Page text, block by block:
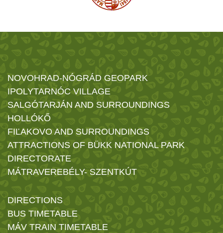
NOVOHRAD-NÓGRÁD GEOPARK
IPOLYTARNÓC VILLAGE
SALGÓTARJÁN AND SURROUNDINGS
HOLLÓKŐ
FIĽAKOVO AND SURROUNDINGS
ATTRACTIONS OF BÜKK NATIONAL PARK
DIRECTORATE
MÁTRAVEREBÉLY- SZENTKÚT
DIRECTIONS
BUS TIMETABLE
MÁV TRAIN TIMETABLE